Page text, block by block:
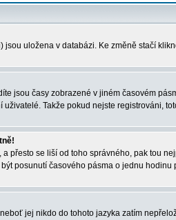
uložena v databázi. Ke změně stačí
jsou časy zobrazené v jiném časovém
Takže pokud nejste registrováni,
přesto se liší od toho správného, pak tou
posunutí časového pásma o jednu hodinu
jej nikdo do tohoto jazyka zatím